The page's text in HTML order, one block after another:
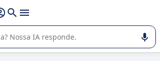
com
no uso ou na seleção de software